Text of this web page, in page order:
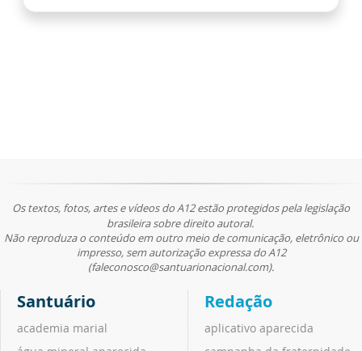
Os textos, fotos, artes e vídeos do A12 estão protegidos pela legislação
brasileira sobre direito autoral.
Não reproduza o conteúdo em outro meio de comunicação, eletrônico ou
impresso, sem autorização expressa do A12
(faleconosco@santuarionacional.com).
Santuário
academia marial
Redação
aplicativo aparecida